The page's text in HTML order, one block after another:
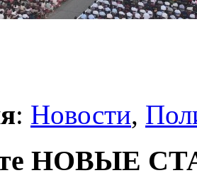
: Новости,
НОВЫЕ